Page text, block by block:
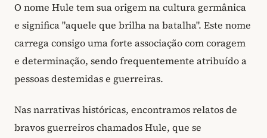
O nome Hule tem sua origem na cultura germânica
e significa "aquele que brilha na batalha". Este nome
carrega consigo uma forte associação com coragem
e determinação, sendo frequentemente atribuído a
pessoas destemidas e guerreiras.
Nas narrativas históricas, encontramos relatos de
bravos guerreiros chamados Hule, que se